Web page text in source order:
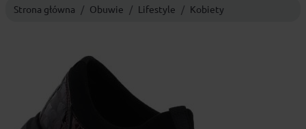
Strona główna Obuwie Lifestyle Kobiety